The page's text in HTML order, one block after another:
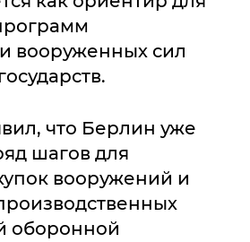
вооруженных сил
что Берлин уже
шагов для
вооружений и
оборонной